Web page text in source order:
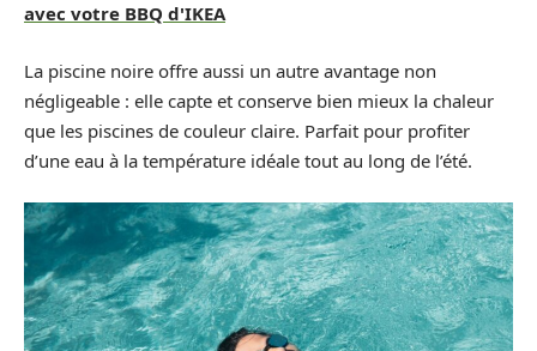
avec votre BBQ d'IKEA
La piscine noire offre aussi un autre avantage non
négligeable : elle capte et conserve bien mieux la chaleur
que les piscines de couleur claire. Parfait pour profiter
d’une eau à la température idéale tout au long de l’été.